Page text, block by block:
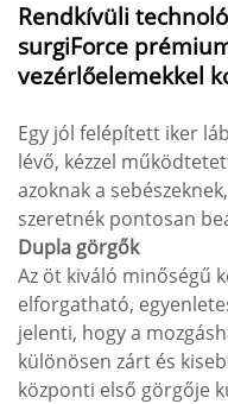
Rendkívüli
surgiForce
vezérlőelemekkel
Egy jól felépített iker
lévő, kézzel
azoknak a
szeretnék pontosan
Dupla görgők
Az öt kiváló minőségű
elforgatható,
jelenti, hogy a
különösen zárt és
központi első görgője